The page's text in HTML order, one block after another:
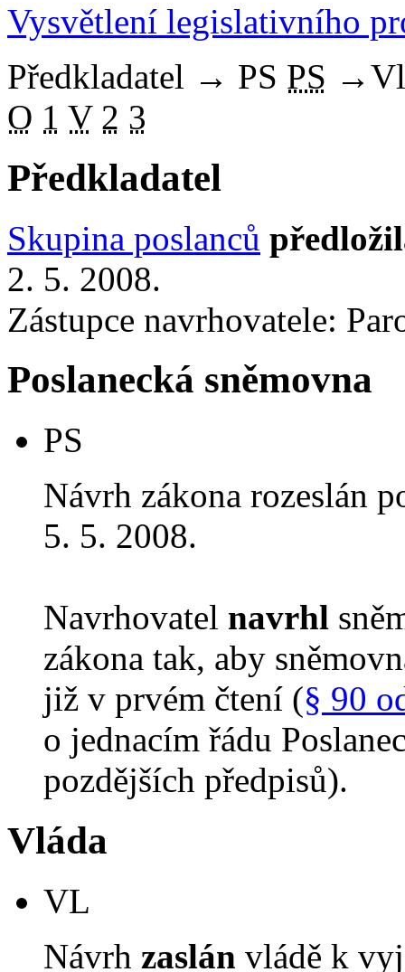
Vysvětlení legislativního
Předkladatel → PS PS →
O 1 V 2 3
Předkladatel
Skupina poslanců
2. 5. 2008.
Zástupce navrhovatele:
Poslanecká sněmovna
PS
Návrh zákona rozeslán
5. 5. 2008.
Navrhovatel navrhl
zákona tak, aby
již v prvém čtení (§ 90
o jednacím řádu
pozdějších předpisů).
Vláda
VL
Návrh zaslán vládě k